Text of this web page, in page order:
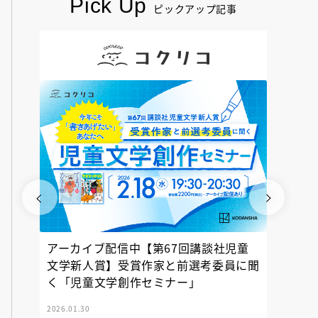
Pick Up ピックアップ記事
アーカイブ配信中【第67回講談社児童
文学新人賞】受賞作家と前選考委員に聞
く「児童文学創作セミナー」
2026.01.30